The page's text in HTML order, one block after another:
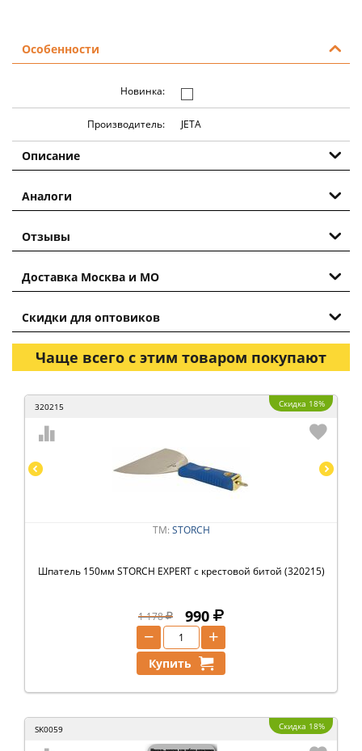
Особенности
Новинка:
Производитель: JETA
Описание
Аналоги
Отзывы
Доставка Москва и МО
Скидки для оптовиков
Чаще всего с этим товаром покупают
320215 Скидка 18%
ТМ: STORCH
Шпатель 150мм STORCH EXPERT с крестовой битой (320215)
1 178 990
+
−
Купить
SK0059 Скидка 18%